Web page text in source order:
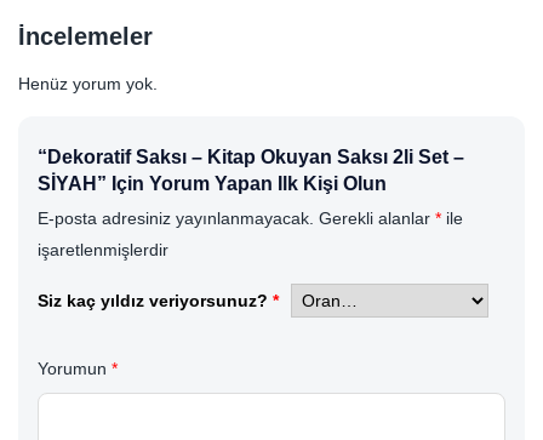
İncelemeler
Henüz yorum yok.
“Dekoratif Saksı – Kitap Okuyan Saksı 2li Set –
SİYAH” Için Yorum Yapan Ilk Kişi Olun
E-posta adresiniz yayınlanmayacak. Gerekli alanlar * ile
işaretlenmişlerdir
Siz kaç yıldız veriyorsunuz? *
Yorumun *